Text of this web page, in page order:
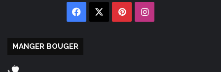
Facebook PinterestInstagram
MANGER BOUGER